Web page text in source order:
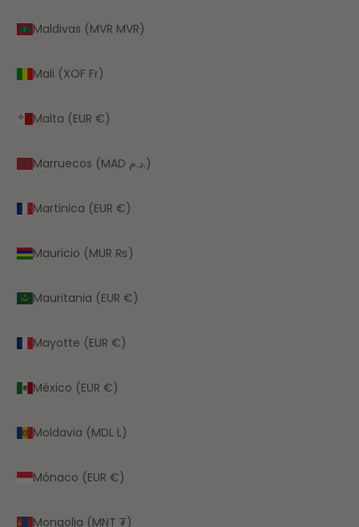
Maldivas (MVR MVR)
Mali (XOF Fr)
Malta (EUR €)
Marruecos (MAD د.م.)
Martinica (EUR €)
Mauricio (MUR ₨)
Mauritania (EUR €)
Mayotte (EUR €)
México (EUR €)
Moldavia (MDL L)
Mónaco (EUR €)
Mongolia (MNT ₮)